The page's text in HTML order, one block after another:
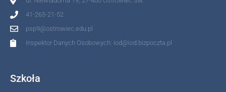
41-265-21-52
psp9@ostrowiec.edu.pl
Inspektor Danych Osobowych: iod@iod.bizpoczta.pl
Szkoła